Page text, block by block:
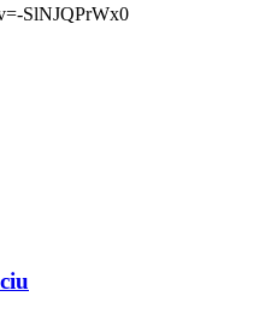
SlNJQPrWx0